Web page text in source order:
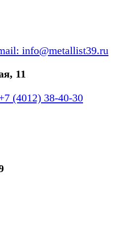
info@metallist39.ru
11
(4012) 38-40-30